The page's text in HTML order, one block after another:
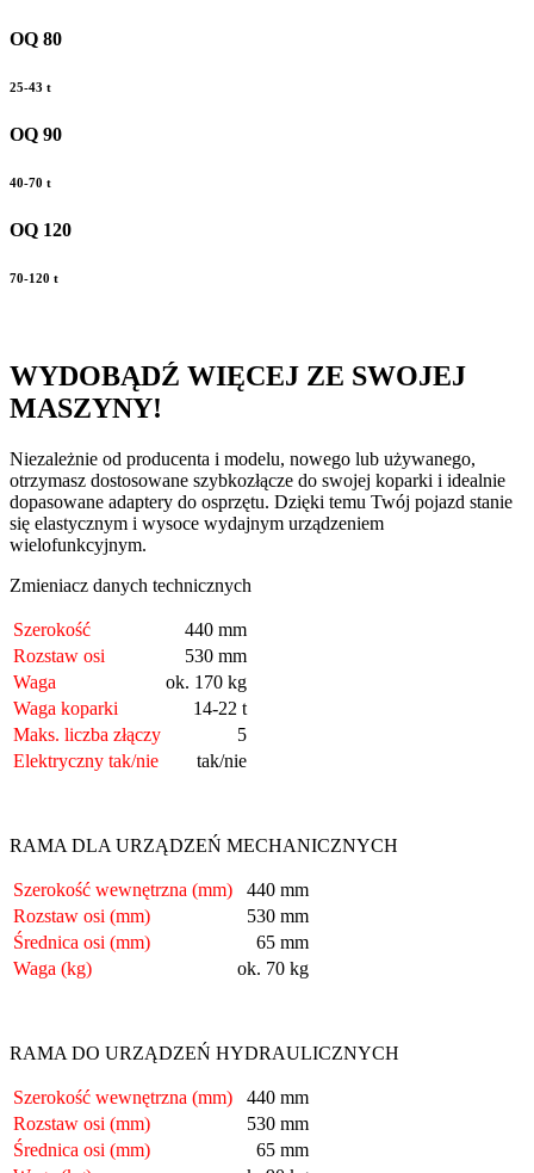
OQ 80
25-43 t
OQ 90
40-70 t
OQ 120
70-120 t
WYDOBĄDŹ WIĘCEJ ZE SWOJEJ
MASZYNY!
Niezależnie od producenta i modelu, nowego lub używanego,
otrzymasz dostosowane szybkozłącze do swojej koparki i idealnie
dopasowane adaptery do osprzętu. Dzięki temu Twój pojazd stanie
się elastycznym i wysoce wydajnym urządzeniem
wielofunkcyjnym.
Zmieniacz danych technicznych
Szerokość
440 mm
Rozstaw osi
530 mm
Waga
ok. 170 kg
Waga koparki
14-22 t
Maks. liczba złączy
5
Elektryczny tak/nie
tak/nie
RAMA DLA URZĄDZEŃ MECHANICZNYCH
Szerokość wewnętrzna (mm)
440 mm
Rozstaw osi (mm)
530 mm
Średnica osi (mm)
65 mm
Waga (kg)
ok. 70 kg
RAMA DO URZĄDZEŃ HYDRAULICZNYCH
Szerokość wewnętrzna (mm)
440 mm
Rozstaw osi (mm)
530 mm
Średnica osi (mm)
65 mm